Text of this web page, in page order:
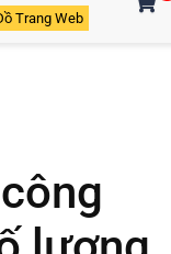
Trang Web